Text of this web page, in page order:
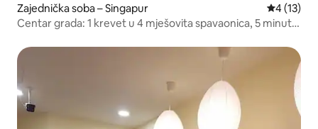
Zajednička soba – Singapur Prosječna
4 (13)
Centar grada: 1 krevet u 4 mješovita spavaonica, 5 minuta